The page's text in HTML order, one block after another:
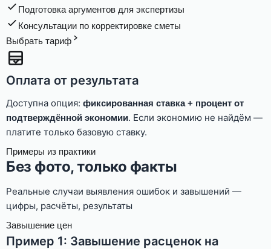
Подготовка аргументов для экспертизы
Консультации по корректировке сметы
Выбрать тариф
Оплата от результата
Доступна опция: фиксированная ставка + процент от
подтверждённой экономии. Если экономию не найдём —
платите только базовую ставку.
Примеры из практики
Без фото, только факты
Реальные случаи выявления ошибок и завышений —
цифры, расчёты, результаты
Завышение цен
Пример 1: Завышение расценок на